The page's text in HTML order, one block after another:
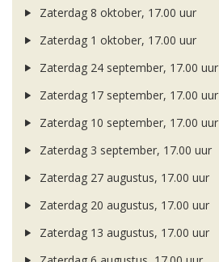
Zaterdag 8 oktober, 17.00 uur
Zaterdag 1 oktober, 17.00 uur
Zaterdag 24 september, 17.00 uur
Zaterdag 17 september, 17.00 uur
Zaterdag 10 september, 17.00 uur
Zaterdag 3 september, 17.00 uur
Zaterdag 27 augustus, 17.00 uur
Zaterdag 20 augustus, 17.00 uur
Zaterdag 13 augustus, 17.00 uur